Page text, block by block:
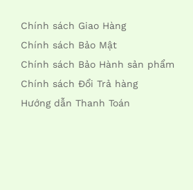
Chính sách Giao Hàng
Chính sách Bảo Mật
Chính sách Bảo Hành sản phẩm
Chính sách Đổi Trả hàng
Hướng dẫn Thanh Toán